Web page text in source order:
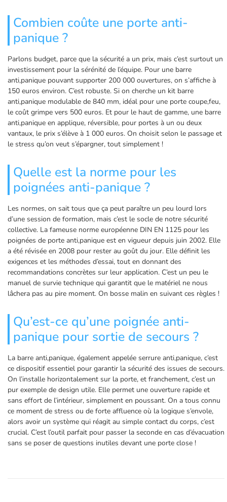
Combien coûte une porte anti-
panique ?
Parlons budget, parce que la sécurité a un prix, mais c’est surtout un
investissement pour la sérénité de l’équipe. Pour une barre
anti,panique pouvant supporter 200 000 ouvertures, on s’affiche à
150 euros environ. C’est robuste. Si on cherche un kit barre
anti,panique modulable de 840 mm, idéal pour une porte coupe,feu,
le coût grimpe vers 500 euros. Et pour le haut de gamme, une barre
anti,panique en applique, réversible, pour portes à un ou deux
vantaux, le prix s’élève à 1 000 euros. On choisit selon le passage et
le stress qu’on veut s’épargner, tout simplement !
Quelle est la norme pour les
poignées anti-panique ?
Les normes, on sait tous que ça peut paraître un peu lourd lors
d’une session de formation, mais c’est le socle de notre sécurité
collective. La fameuse norme européenne DIN EN 1125 pour les
poignées de porte anti,panique est en vigueur depuis juin 2002. Elle
a été révisée en 2008 pour rester au goût du jour. Elle définit les
exigences et les méthodes d’essai, tout en donnant des
recommandations concrètes sur leur application. C’est un peu le
manuel de survie technique qui garantit que le matériel ne nous
lâchera pas au pire moment. On bosse malin en suivant ces règles !
Qu’est-ce qu’une poignée anti-
panique pour sortie de secours ?
La barre anti,panique, également appelée serrure anti,panique, c’est
ce dispositif essentiel pour garantir la sécurité des issues de secours.
On l’installe horizontalement sur la porte, et franchement, c’est un
pur exemple de design utile. Elle permet une ouverture rapide et
sans effort de l’intérieur, simplement en poussant. On a tous connu
ce moment de stress ou de forte affluence où la logique s’envole,
alors avoir un système qui réagit au simple contact du corps, c’est
crucial. C’est l’outil parfait pour passer la seconde en cas d’évacuation
sans se poser de questions inutiles devant une porte close !